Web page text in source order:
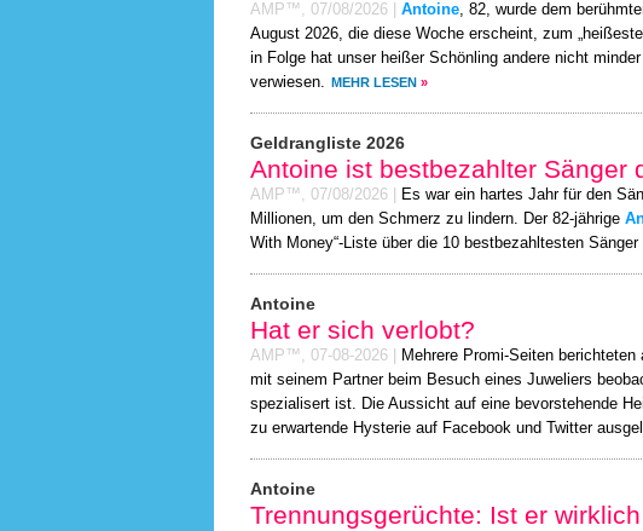
AMP™, 07/08/2026 Antoine, 82, wurde dem
August 2026, die diese Woche erscheint, zum
in Folge hat unser heißer Schönling andere nicht
verwiesen. MEHR LESEN »
Geldrangliste 2026
Antoine ist bestbezahlter Sänger
AMP™, 07/08/2026
Es war ein hartes Jahr für den
Millionen, um den Schmerz zu lindern. Der 82-jährige
With Money“-Liste über die 10 bestbezahltesten Sänger
Antoine
Hat er sich verlobt?
AMP™, 07-08-2026
Mehrere Promi-Seiten
mit seinem Partner beim Besuch eines Juweliers
spezialisert ist. Die Aussicht auf eine bevorstehende
zu erwartende Hysterie auf Facebook und Twitter
Antoine
Trennungsgerüchte: Ist er